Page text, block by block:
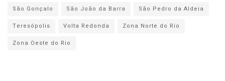
São Gonçalo
São João da Barra
São Pedro da Aldeia
Teresópolis
Volta Redonda
Zona Norte do Rio
Zona Oeste do Rio